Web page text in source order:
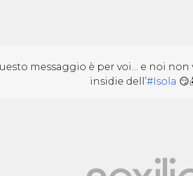
messaggio è per voi… e noi non
insidie dell’#Isola